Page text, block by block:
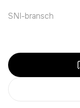
SNI-bransch